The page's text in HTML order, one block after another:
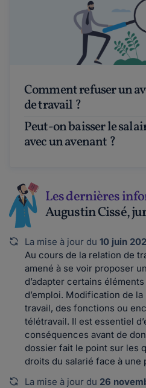
Comment refuser un avenant au contrat
de travail ?
Peut-on baisser le salaire d’un salarié
avec un avenant ?
Les dernières
Augustin Cissé,
La mise à jour du 10 juin
Au cours de la relation de
amené à se voir proposer
d’adapter certains
d’emploi. Modification de
travail, des fonctions ou
télétravail. Il est essentiel
conséquences avant de
dossier fait le point sur les
droits du salarié face à une
La mise à jour du 26